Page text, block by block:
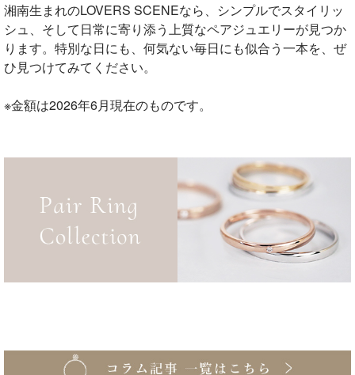
湘南生まれのLOVERS SCENEなら、シンプルでスタイリッ
シュ、そして日常に寄り添う上質なペアジュエリーが見つか
ります。特別な日にも、何気ない毎日にも似合う一本を、ぜ
ひ見つけてみてください。
※金額は2026年6月現在のものです。